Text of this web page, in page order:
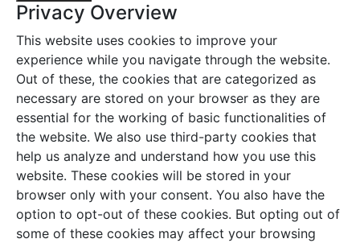
Privacy Overview
This website uses cookies to improve your
experience while you navigate through the website.
Out of these, the cookies that are categorized as
necessary are stored on your browser as they are
essential for the working of basic functionalities of
the website. We also use third-party cookies that
help us analyze and understand how you use this
website. These cookies will be stored in your
browser only with your consent. You also have the
option to opt-out of these cookies. But opting out of
some of these cookies may affect your browsing